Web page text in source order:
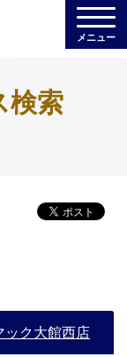
メニュー
検索
ック大館西店